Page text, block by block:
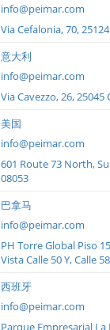
info@peimar.com
Via Cefalonia, 70,
意大利
info@peimar.com
Via Cavezzo, 26, 25045
美国
info@peimar.com
601 Route 73 North,
08053
巴拿马
info@peimar.com
PH Torre Global Piso
Vista Calle 50 Y, Calle
西班牙
info@peimar.com
Parque Empresarial